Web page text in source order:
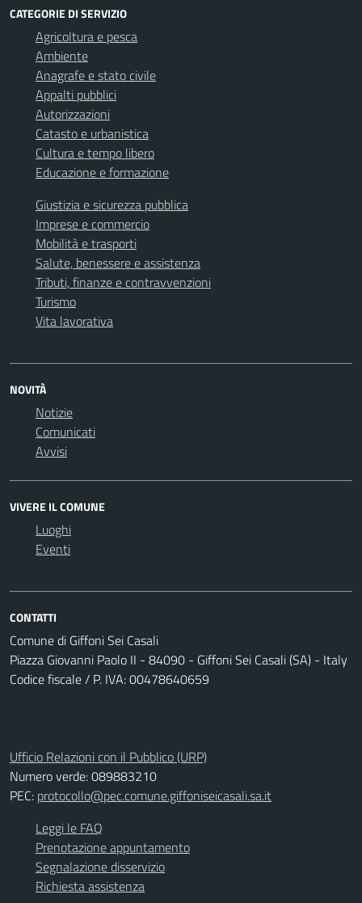
CATEGORIE DI SERVIZIO
Agricoltura e pesca
Ambiente
Anagrafe e stato civile
Appalti pubblici
Autorizzazioni
Catasto e urbanistica
Cultura e tempo libero
Educazione e formazione
Giustizia e sicurezza pubblica
Imprese e commercio
Mobilità e trasporti
Salute, benessere e assistenza
Tributi, finanze e contravvenzioni
Turismo
Vita lavorativa
NOVITÀ
Notizie
Comunicati
Avvisi
VIVERE IL COMUNE
Luoghi
Eventi
CONTATTI
Comune di Giffoni Sei Casali
Piazza Giovanni Paolo II - 84090 - Giffoni Sei Casali (SA) - Italy
Codice fiscale / P. IVA: 00478640659
Ufficio Relazioni con il Pubblico (URP)
Numero verde: 089883210
PEC: protocollo@pec.comune.giffoniseicasali.sa.it
Leggi le FAQ
Prenotazione appuntamento
Segnalazione disservizio
Richiesta assistenza